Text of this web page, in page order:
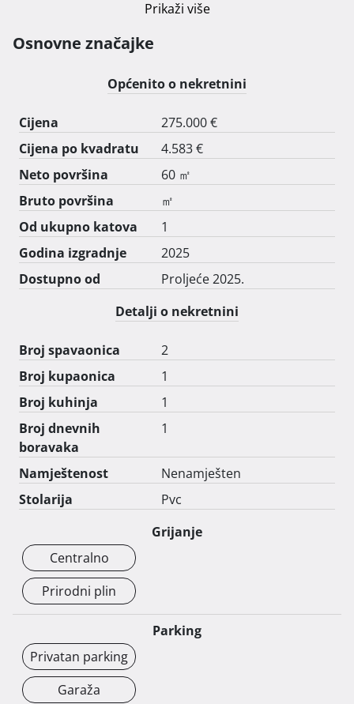
Prikaži više
Osnovne značajke
Općenito o nekretnini
Cijena
275.000 €
Cijena po kvadratu
4.583 €
Neto površina
60 ㎡
Bruto površina
㎡
Od ukupno katova
1
Godina izgradnje
2025
Dostupno od
Proljeće 2025.
Detalji o nekretnini
Broj spavaonica
2
Broj kupaonica
1
Broj kuhinja
1
Broj dnevnih
boravaka
1
Namještenost
Nenamješten
Stolarija
Pvc
Grijanje
Centralno
Prirodni plin
Parking
Privatan parking
Garaža